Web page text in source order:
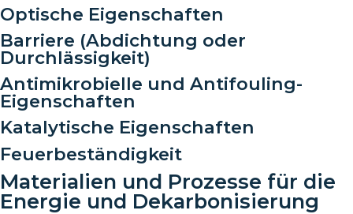
Optische Eigenschaften
Barriere (Abdichtung oder
Durchlässigkeit)
Antimikrobielle und Antifouling-
Eigenschaften
Katalytische Eigenschaften
Feuerbeständigkeit
Materialien und Prozesse für die
Energie und Dekarbonisierung